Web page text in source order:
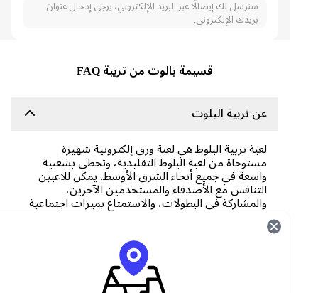
سنرسل لك إيصالًا عبر البريد الإلكتروني، يرجى إدخال عنوان
بريدك الإلكتروني.
قسيمة بالوت من تربية FAQ
عن تربية البلوت
لعبة تربية البلوط هي لعبة ورق إلكترونية شهيرة
مستوحاة من لعبة البلوط التقليدية، وتحظى بشعبية
واسعة في جميع أنحاء الشرق الأوسط. يمكن للاعبين
التنافس مع الأصدقاء والمستخدمين الآخرين،
والمشاركة في البطولات، والاستمتاع بميزات اجتماعية
وتنافسية متنوعة.